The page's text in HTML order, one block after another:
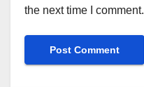
the next time I comment.